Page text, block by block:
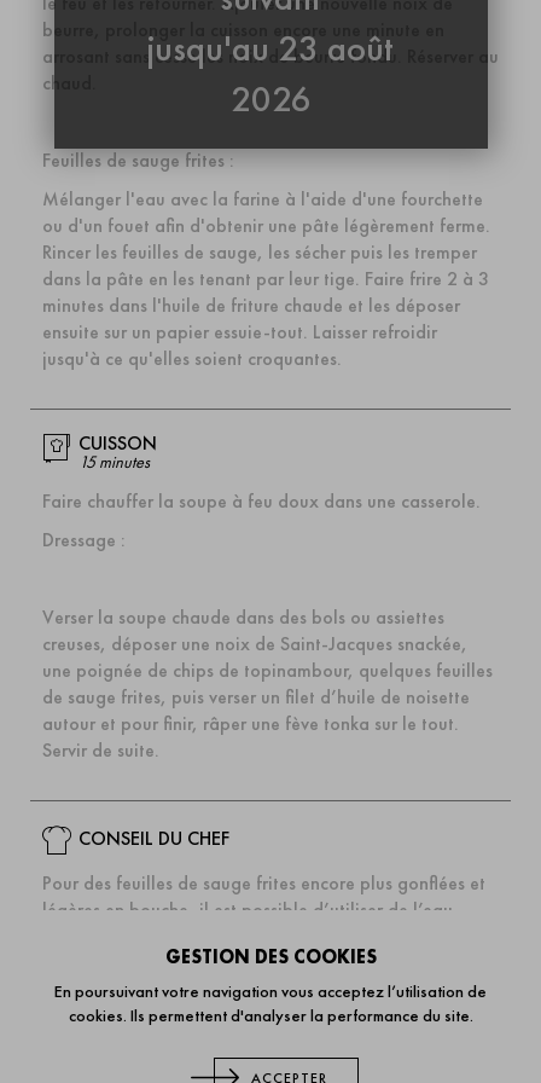
jusqu'au 23 août
2026
GESTION DES COOKIES
En poursuivant votre navigation vous acceptez l’utilisation de
cookies. Ils permettent d'analyser la performance du site.
ACCEPTER
beurre, prolonger la cuisson encore une minute en
arrosant sans cesse les noix de beurre fondu. Réserver au
chaud.
Feuilles de sauge frites :
Mélanger l'eau avec la farine à l'aide d'une fourchette
ou d'un fouet afin d'obtenir une pâte légèrement ferme.
Rincer les feuilles de sauge, les sécher puis les tremper
dans la pâte en les tenant par leur tige. Faire frire 2 à 3
minutes dans l'huile de friture chaude et les déposer
ensuite sur un papier essuie-tout. Laisser refroidir
jusqu'à ce qu'elles soient croquantes.
CUISSON
15 minutes
Faire chauffer la soupe à feu doux dans une casserole.
Dressage :
Verser la soupe chaude dans des bols ou assiettes
creuses, déposer une noix de Saint-Jacques snackée,
une poignée de chips de topinambour, quelques feuilles
de sauge frites, puis verser un filet d’huile de noisette
autour et pour finir, râper une fève tonka sur le tout.
Servir de suite.
CONSEIL DU CHEF
Pour des feuilles de sauge frites encore plus gonflées et
légères en bouche, il est possible d’utiliser de l’eau